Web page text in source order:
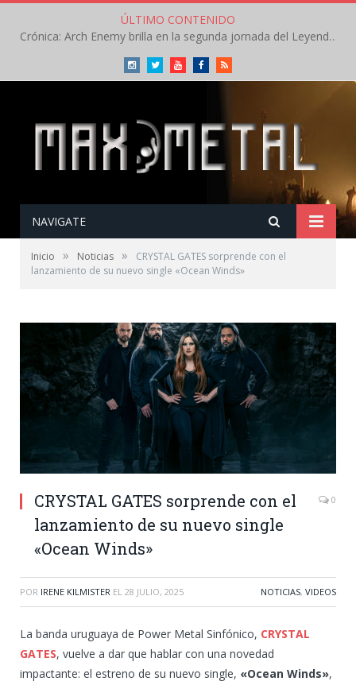
ÚLTIMO CONTENIDO
Crónica: Arch Enemy brilla en la segunda jornada del Leyendas del Rock – Jueves – Agosto 2026
InstagramTwitterYoutubeFacebookRSS
NAVIGATE
Inicio » Noticias »
CRYSTAL GATES sorprende con el
lanzamiento de su nuevo single «Ocean Winds»
CRYSTAL GATES sorprende con el
lanzamiento de su nuevo single
«Ocean Winds»
0
POR IRENE KILMISTER EL 28 JULIO, 2025 NOTICIAS, VIDEOS
La banda uruguaya de Power Metal Sinfónico, CRYSTAL
GATES, vuelve a dar que hablar con una novedad
impactante: el estreno de su nuevo single, «Ocean Winds»,